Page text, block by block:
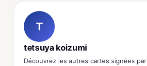
T
tetsuya koizumi
Découvrez les autres cartes signées par